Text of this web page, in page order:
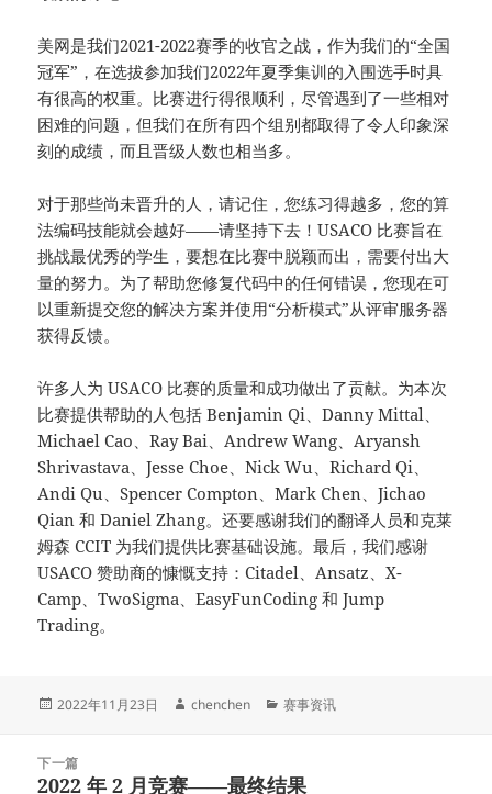
美网是我们2021-2022赛季的收官之战，作为我们的“全国
冠军”，在选拔参加我们2022年夏季集训的入围选手时具
有很高的权重。比赛进行得很顺利，尽管遇到了一些相对
困难的问题，但我们在所有四个组别都取得了令人印象深
刻的成绩，而且晋级人数也相当多。
对于那些尚未晋升的人，请记住，您练习得越多，您的算
法编码技能就会越好——请坚持下去！USACO 比赛旨在
挑战最优秀的学生，要想在比赛中脱颖而出，需要付出大
量的努力。为了帮助您修复代码中的任何错误，您现在可
以重新提交您的解决方案并使用“分析模式”从评审服务器
获得反馈。
许多人为 USACO 比赛的质量和成功做出了贡献。为本次
比赛提供帮助的人包括 Benjamin Qi、Danny Mittal、
Michael Cao、Ray Bai、Andrew Wang、Aryansh
Shrivastava、Jesse Choe、Nick Wu、Richard Qi、
Andi Qu、Spencer Compton、Mark Chen、Jichao
Qian 和 Daniel Zhang。还要感谢我们的翻译人员和克莱
姆森 CCIT 为我们提供比赛基础设施。最后，我们感谢
USACO 赞助商的慷慨支持：Citadel、Ansatz、X-
Camp、TwoSigma、EasyFunCoding 和 Jump
Trading。
发
2022年11月23日
作
chenchen
分
赛事资讯
下一篇
下
2022 年 2 月竞赛——最终结果